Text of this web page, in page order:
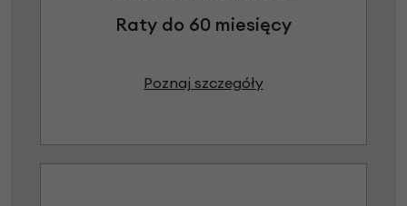
Raty do 60 miesięcy
Poznaj szczegóły